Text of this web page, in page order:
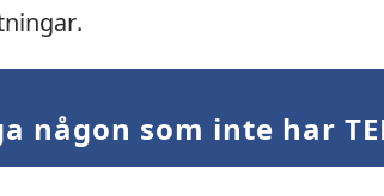
någon som inte har